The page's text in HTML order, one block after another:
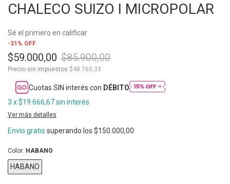
CHALECO SUIZO I MICROPOLAR
Sé el primero en calificar
-31 % OFF
$59.000,00 $85.900,00
Precio sin impuestos $48.760,33
Cuotas SIN interés con DÉBITO
3 x$19.666,67sin interés
Ver más detalles
Envío gratis superando los $150.000,00
Color: HABANO
HABANO